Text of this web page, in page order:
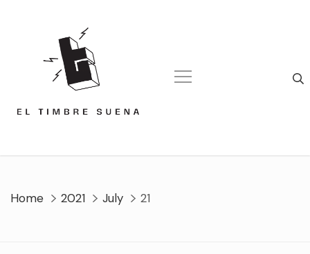
Home 2021 July 21